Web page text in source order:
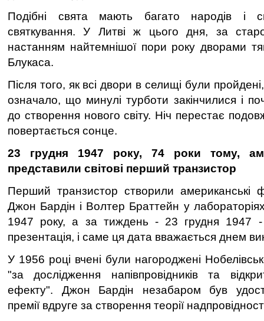
Подібні свята мають багато народів і
святкування. У Литві ж цього дня, за
настанням найтемнішої пори року дворами
Блукаса.
Після того, як всі двори в селищі були
означало, що минулі турботи закінчилися і
до створення нового світу. Ніч перестає
повертається сонце.
23 грудня 1947 року, 74 роки тому,
представили світові перший транзистор
Перший транзистор створили американські
Джон Бардін і Волтер Браттейн у
1947 року, а за тиждень - 23 грудня 1947 -
презентація, і саме ця дата вважається днем
У 1956 році вчені були нагороджені
"за дослідження напівпровідників та
ефекту". Джон Бардін незабаром був
премії вдруге за створення теорії